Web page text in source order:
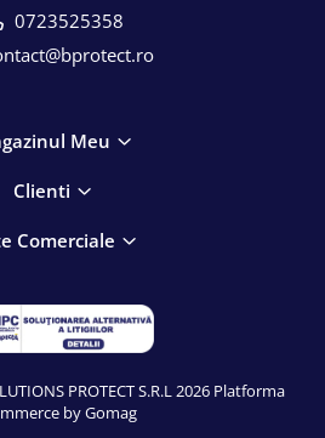
0723525358
Meu
Clienti
Comerciale
PROTECT S.R.L 2026 Platforma
by Gomag